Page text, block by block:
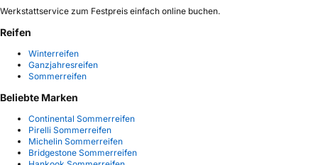
Werkstattservice zum Festpreis einfach online buchen.
Reifen
Winterreifen
Ganzjahresreifen
Sommerreifen
Beliebte Marken
Continental Sommerreifen
Pirelli Sommerreifen
Michelin Sommerreifen
Bridgestone Sommerreifen